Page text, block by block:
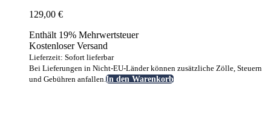
129,00 €
Enthält 19% Mehrwertsteuer
Kostenloser Versand
Lieferzeit: Sofort lieferbar
Bei Lieferungen in Nicht-EU-Länder können zusätzliche Zölle, Steuern
und Gebühren anfallen.In den Warenkorb